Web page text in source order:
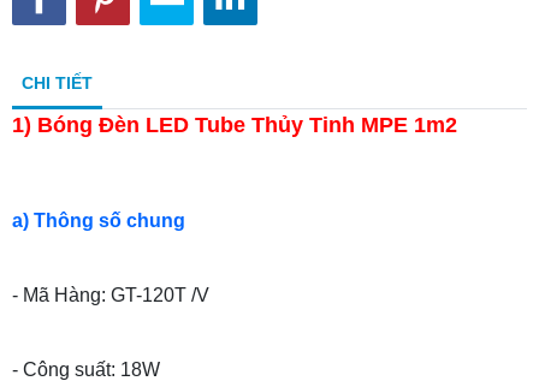
CHI TIẾT
1) Bóng Đèn LED Tube Thủy Tinh MPE 1m2
a) Thông số chung
- Mã Hàng: GT-120T /V
- Công suất: 18W